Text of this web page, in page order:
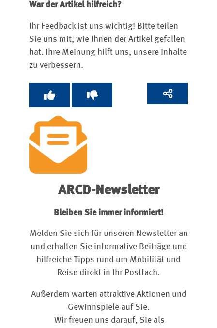
War der Artikel hilfreich?
Ihr Feedback ist uns wichtig! Bitte teilen
Sie uns mit, wie Ihnen der Artikel gefallen
hat. Ihre Meinung hilft uns, unsere Inhalte
zu verbessern.
ARCD-Newsletter
Bleiben Sie immer informiert!
Melden Sie sich für unseren Newsletter an
und erhalten Sie informative Beiträge und
hilfreiche Tipps rund um Mobilität und
Reise direkt in Ihr Postfach.
Außerdem warten attraktive Aktionen und
Gewinnspiele auf Sie.
Wir freuen uns darauf, Sie als